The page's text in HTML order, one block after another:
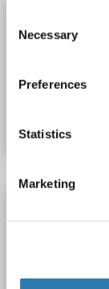
Selection
Necessary
Preferences
Statistics
Marketing
Reactivité:
N° du produit
N° du produit